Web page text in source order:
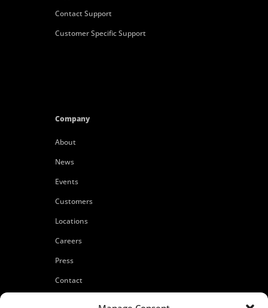
Contact Support
Customer Specific Support
Company
About
News
Events
Customers
Locations
Careers
Press
Contact